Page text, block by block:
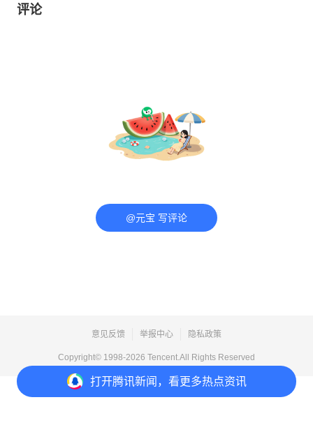
打开腾讯新闻，看更多热点资讯
评论
@元宝 写评论
意见反馈 举报中心 隐私政策
Copyright© 1998-2026 Tencent.All Rights Reserved